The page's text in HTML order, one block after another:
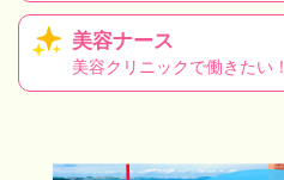
美容ナース
美容クリニックで働きたい！